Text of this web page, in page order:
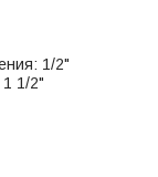
1/2"
1/2"